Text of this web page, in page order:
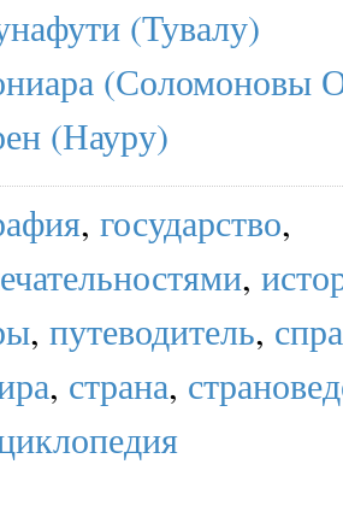
(Тувалу)
(Соломоновы
(Науру)
, государство,
,
, путеводитель,
, страна,